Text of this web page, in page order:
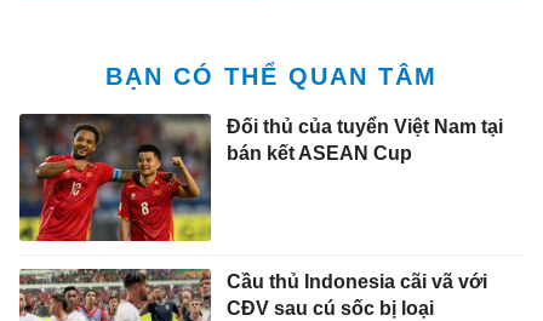
BẠN CÓ THỂ QUAN TÂM
Đối thủ của tuyển Việt Nam tại
bán kết ASEAN Cup
Cầu thủ Indonesia cãi vã với
CĐV sau cú sốc bị loại